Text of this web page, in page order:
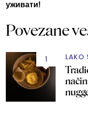
уживати!
Povezane
1 LAKO